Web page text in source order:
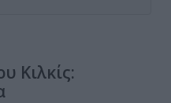
Κιλκίς: